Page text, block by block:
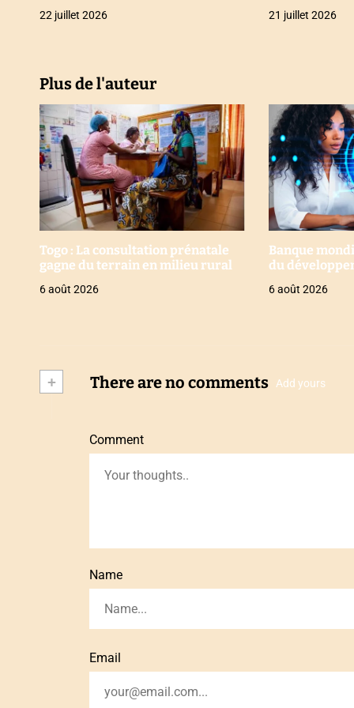
c
e
22 juillet 2026 21 juillet 2026
Plus de l'auteur
Togo : La consultation prénatale
gagne du terrain en milieu rural
6 août 2026
Banque
du
6 août 2026
+ There are no comments Add yours
Comment
Name
Email